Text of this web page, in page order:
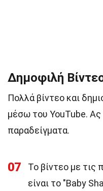
Δημοφιλή
Πολλά βίντεο και
μέσω του YouTube. Ας
παραδείγματα.
07
Το βίντεο με τις
είναι το "Baby